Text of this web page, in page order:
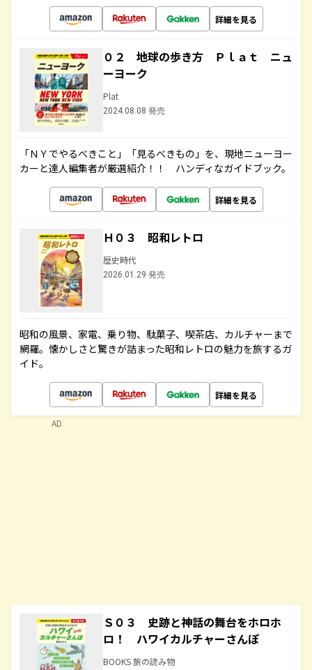
詳細を見る
０２ 地球の歩き方 Ｐｌａｔ ニュ
ーヨーク
Plat
2024.08.08 発売
「ＮＹでやるべきこと」「見るべきもの」を、現地ニューヨー
カーと達人編集者が厳選紹介！！ ハンディなガイドブック。
詳細を見る
Ｈ０３ 昭和レトロ
歴史時代
2026.01.29 発売
昭和の風景、家電、乗り物、駄菓子、喫茶店、カルチャーまで
網羅。懐かしさと驚きが詰まった昭和レトロの魅力を旅するガ
イド。
詳細を見る
Ｓ０３ 史跡と神話の舞台をホロホ
ロ！ ハワイカルチャーさんぽ
BOOKS 旅の読み物
AD